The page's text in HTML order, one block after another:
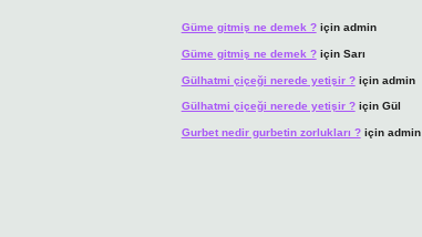
Güme gitmiş ne demek ?için admin
Güme gitmiş ne demek ?için Sarı
Gülhatmi çiçeği nerede yetişir ?için admin
Gülhatmi çiçeği nerede yetişir ?için Gül
Gurbet nedir gurbetin zorlukları ?için admin